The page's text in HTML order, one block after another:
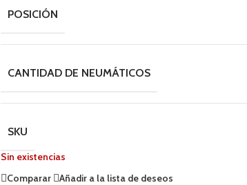
POSICIÓN
CANTIDAD DE NEUMÁTICOS
SKU
Sin existencias
Comparar
Añadir a la lista de deseos